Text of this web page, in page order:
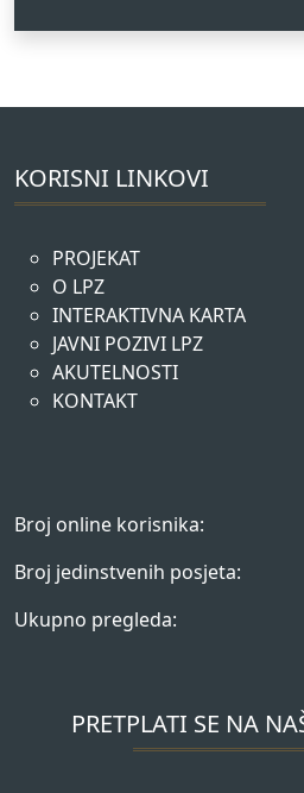
KORISNI LINKOVI
PROJEKAT
O LPZ
INTERAKTIVNA KARTA
JAVNI POZIVI LPZ
AKUTELNOSTI
KONTAKT
Broj online korisnika:
Broj jedinstvenih posjeta:
Ukupno pregleda:
PRETPLATI SE NA